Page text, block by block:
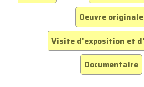
Oeuvre originale
Visite d'exposition et
Documentaire